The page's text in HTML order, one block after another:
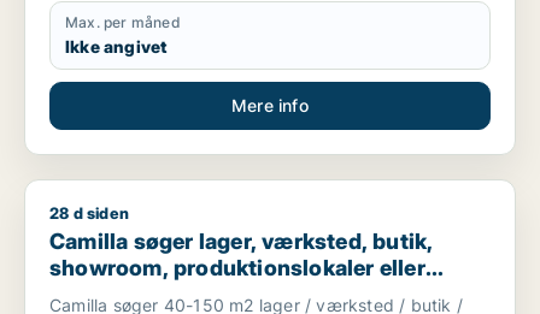
Max. per måned
Ikke angivet
Mere info
Camilla søger lager, værksted, butik, showroom,
28 d siden
Camilla søger lager, værksted, butik,
showroom, produktionslokaler eller
garage til leje i Nordsjælland
Camilla søger 40-150 m2 lager / værksted / butik /